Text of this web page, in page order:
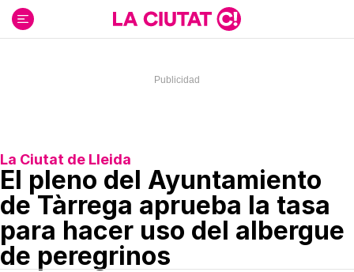
contenido
La Ciutat de Lleida
El pleno del Ayuntamiento
de Tàrrega aprueba la tasa
para hacer uso del albergue
de peregrinos